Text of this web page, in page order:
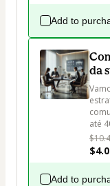
Add to
da
até
Add to